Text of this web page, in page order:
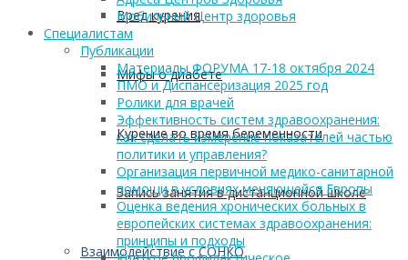
Вред курения
Мифы о диабете
Курение во время беременности
Запись занятия в дистанционной школе
Взаимодействие с СОНКО
Мобильный Центр здоровья
Cпециалистам
Публикации
Материалы ФОРУМА 17-18 октября 2024
ПМО и Диспансеризация 2025 год
Ролики для врачей
Эффективность систем здравоохранения:
как сделать измерение показателей частью
политики и управления?
Организация первичной медико-санитарной
помощи в условиях меняющейся Европы
Оценка ведения хронических больных в
европейских системах здравоохранения:
принципы и подходы